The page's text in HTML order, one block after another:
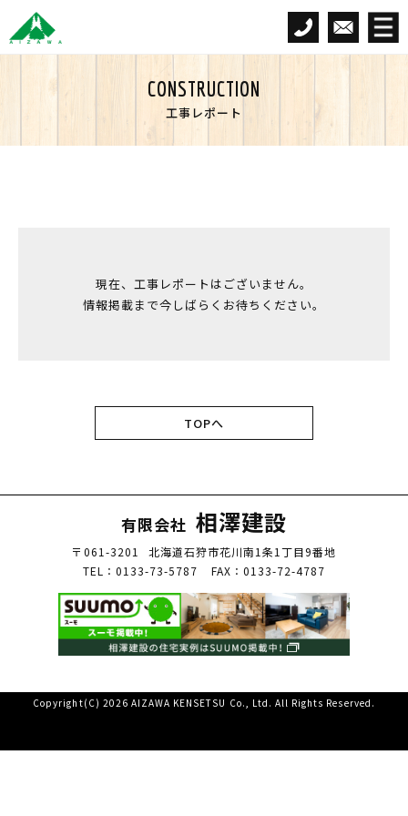
CONSTRUCTION
工事レポート
現在、工事レポートは ございません。
情報掲載まで今しばらく お待ちください。
TOPへ
有限会社 相澤建設
〒061-3201
北海道石狩市花川南1条1丁目9番地
TEL：0133-73-5787
FAX：0133-72-4787
Copyright(C) 2026 AIZAWA KENSETSU Co., Ltd. All Rights Reserved.